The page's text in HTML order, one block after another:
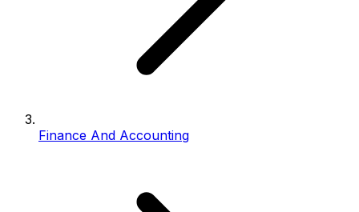
Finance And Accounting